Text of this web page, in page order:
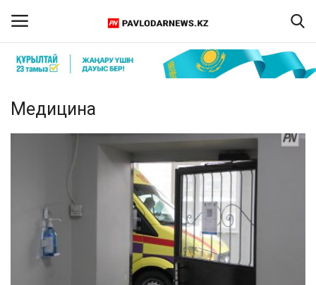
Тіркелу
ПАВЛОДАР ОБЛЫСЫ
ҚАЗАҚСТАН
Медицина